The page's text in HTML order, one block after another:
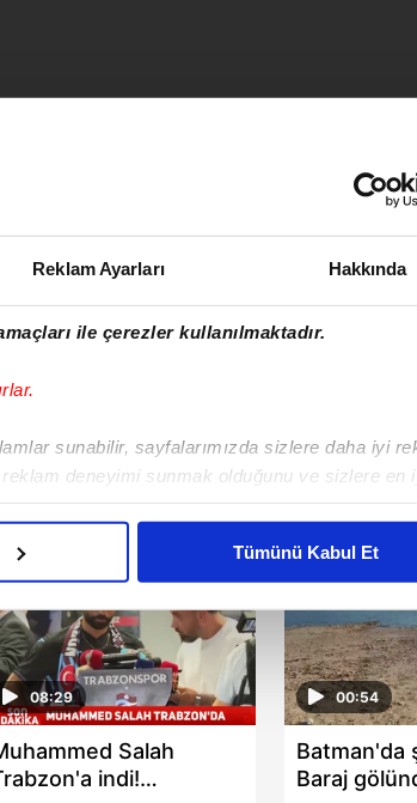
Reklam Ayarları Hakkında
ile çerezler kullanılmaktadır.
sunabilir, sayfalarımızda sizlere daha iyi
deneyimi sunmak olduğunu ve sizlere en
ve üçüncü kişilere ait çerezler
çerezler bilgi toplumu hizmetlerinin
ve kişiselleştirilmesi ve sizlere yönelik
Çerezlere ilişkin detaylı bilgi için
Tümünü Kabul Et
08:29
Salah
indi!
00:54
Batman'da
Baraj